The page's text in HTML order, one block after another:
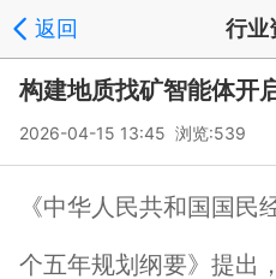
返回 行业
构建地质找矿智能体开
2026-04-15 13:45 浏览:539
《中华人民共和国国民
个五年规划纲要》提出